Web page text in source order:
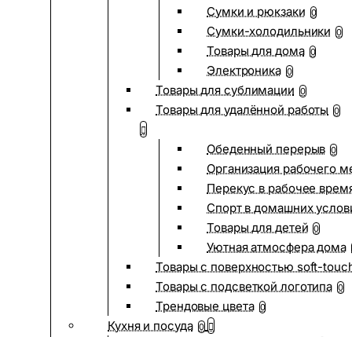
Сумки и рюкзаки 0
Сумки-холодильники 0
Товары для дома 0
Электроника 0
Товары для сублимации 0
Товары для удалённой работы 0
Обеденный перерыв 0
Организация рабочего
Перекус в рабочее
Спорт в домашних
Товары для детей 0
Уютная атмосфера дома
Товары с поверхностью soft-
Товары с подсветкой логотипа 0
Трендовые цвета 0
Кухня и посуда 0